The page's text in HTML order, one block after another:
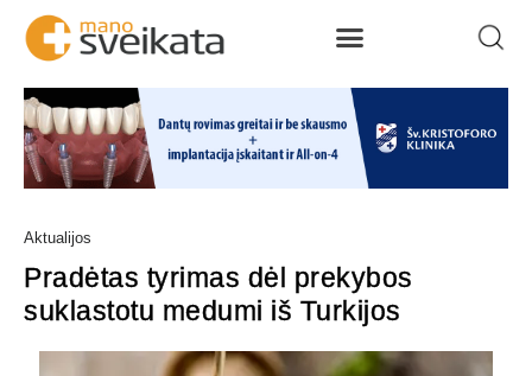
Aktualijos
Pradėtas tyrimas dėl prekybos
suklastotu medumi iš Turkijos